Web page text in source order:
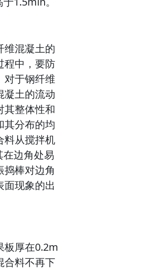
维混凝土的
程中，要防
对于钢纤维
凝土的流动
其整体性和
其分布的均
料从搅拌机
边角处易
棒对边角
现象的出
板厚在0.2m
合料不再下